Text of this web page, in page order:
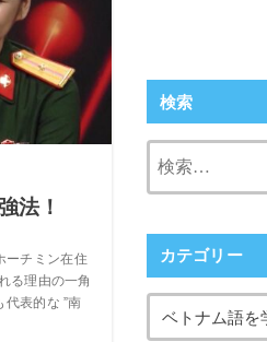
法！
ーチミン在住
る理由の一角
代表的な ”南
検索
カテゴリー